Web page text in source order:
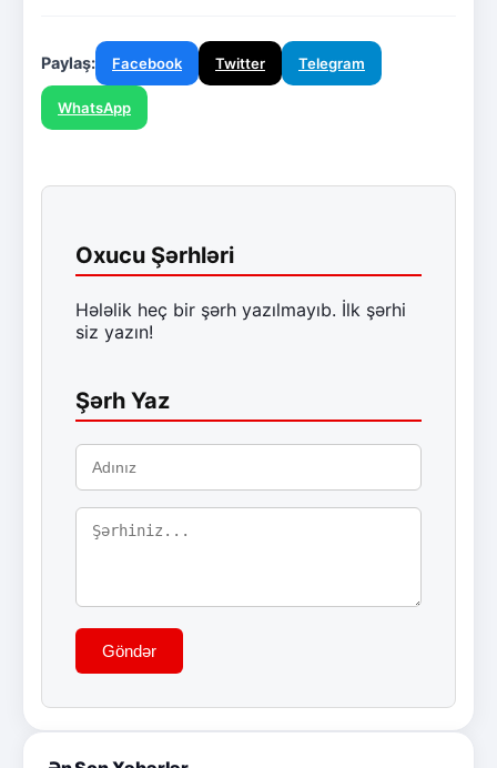
Paylaş: Facebook Twitter Telegram
WhatsApp
Oxucu Şərhləri
Hələlik heç bir şərh yazılmayıb. İlk şərhi
siz yazın!
Şərh Yaz
Göndər